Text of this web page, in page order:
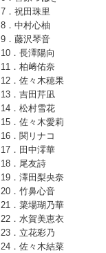
7．祝田珠里
8．中村心柚
9．藤沢琴音
10．長澤陽向
11．柏﨑佑奈
12．佐々木穂果
13．吉田芹凪
14．松村雪花
15．佐々木愛莉
16．関リナコ
17．田中澪華
18．尾友詩
19．澤田梨央奈
20．竹鼻心音
21．簗場瑚乃華
22．水賀美恵衣
23．立花彩乃
24．佐々木結菜